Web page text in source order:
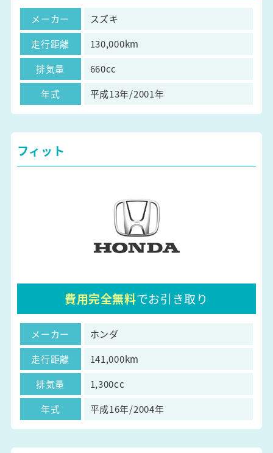
メーカー
スズキ
走行距離
130,000km
排気量
660cc
年式
平成13年/2001年
フィット
費用完全無料でお引き取り
メーカー
ホンダ
走行距離
141,000km
排気量
1,300cc
年式
平成16年/2004年